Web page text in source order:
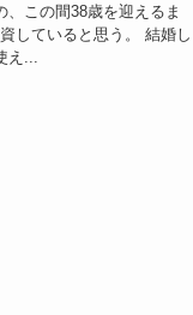
、この間38歳を迎えるま
していると思う。 結婚し
え...